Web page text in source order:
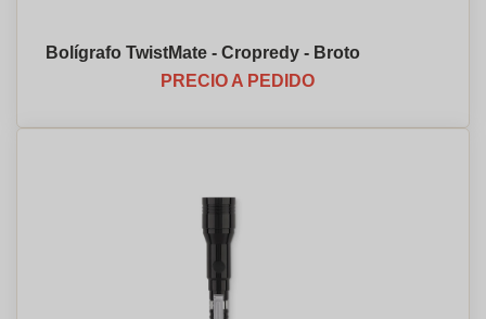
Bolígrafo TwistMate - Cropredy - Broto
PRECIO A PEDIDO